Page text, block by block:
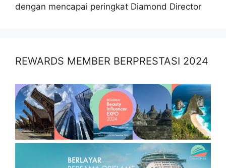
dengan mencapai peringkat Diamond Director
REWARDS MEMBER BERPRESTASI 2024